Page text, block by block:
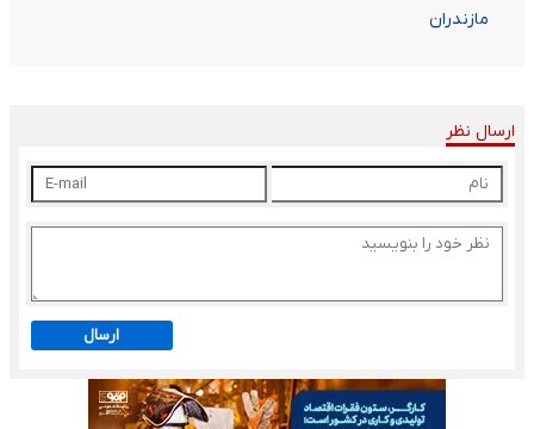
مازندران
ارسال نظر
ارسال